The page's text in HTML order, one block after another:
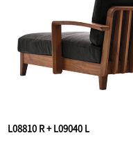
L08810 R + L09040 L